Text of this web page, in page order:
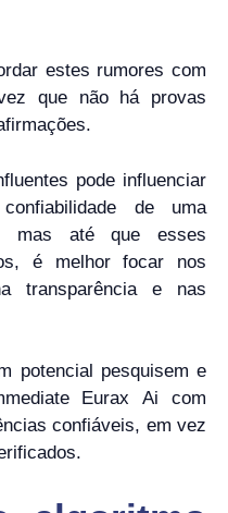
estes rumores com
que não há provas
pode influenciar
de uma
mas até que esses
é melhor focar nos
transparência e nas
potencial pesquisem e
Eurax Ai com
confiáveis, em vez